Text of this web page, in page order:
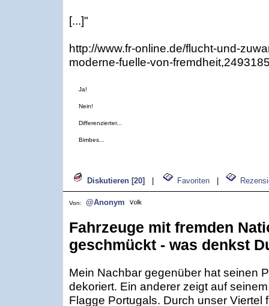
[...]"
http://www.fr-online.de/flucht-und-
moderne-fuelle-von-
Ja!
Nein!
Differenzierter...
Bimbes...
Diskutieren [20] Favoriten
Von: @Anonym
Fahrzeuge mit fremden
geschmückt - was denkst
Mein Nachbar gegenüber hat seinen
dekoriert. Ein anderer zeigt auf
Flagge Portugals. Durch unser Viertel